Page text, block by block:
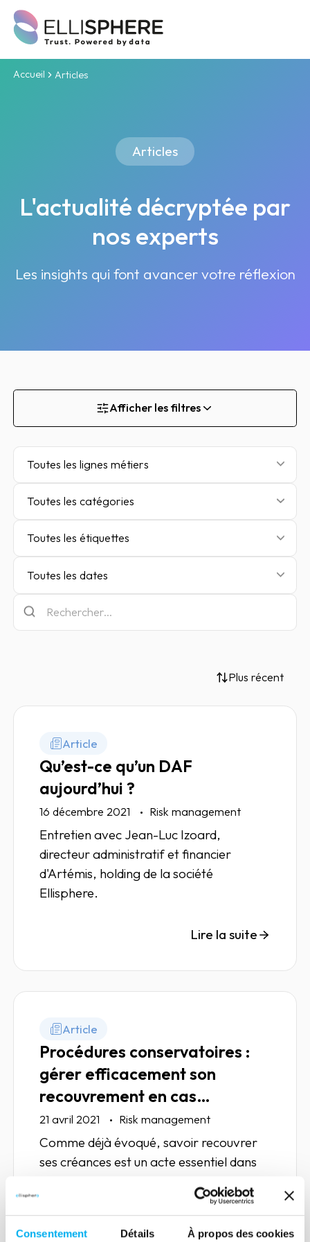
Consentement Détails À propos des cookies
Accueil Articles
Articles
L'actualité décryptée par
nos experts
Les insights qui font avancer votre réflexion
Afficher les filtres
Toutes les lignes métiers
Toutes les catégories
Toutes les étiquettes
Toutes les dates
Plus récent
Article
Qu’est-ce qu’un DAF
aujourd’hui ?
16 décembre 2021 Risk management
Entretien avec Jean-Luc Izoard,
directeur administratif et financier
d'Artémis, holding de la société
Ellisphere.
Lire la suite
Article
Procédures conservatoires :
gérer efficacement son
recouvrement en cas
d’urgence
21 avril 2021 Risk management
Comme déjà évoqué, savoir recouvrer
ses créances est un acte essentiel dans
trésorerie et préserver ses marges.